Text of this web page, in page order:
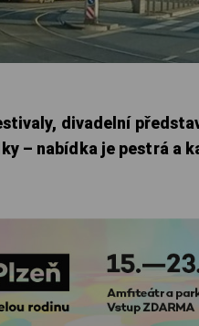
divadelní
– nabídka je pestrá a